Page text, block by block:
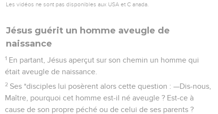
Les vidéos ne sont pas disponibles aux USA et C anada.
Jésus guérit un homme aveugle de
naissance
1 En partant, Jésus aperçut sur son chemin un homme qui
était aveugle de naissance.
2 Ses *disciples lui posèrent alors cette question : —Dis-nous,
Maître, pourquoi cet homme est-il né aveugle ? Est-ce à
cause de son propre péché ou de celui de ses parents ?